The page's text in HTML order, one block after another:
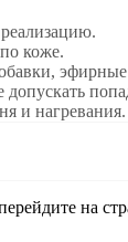
коже.
эфирные
и нагревания.
на